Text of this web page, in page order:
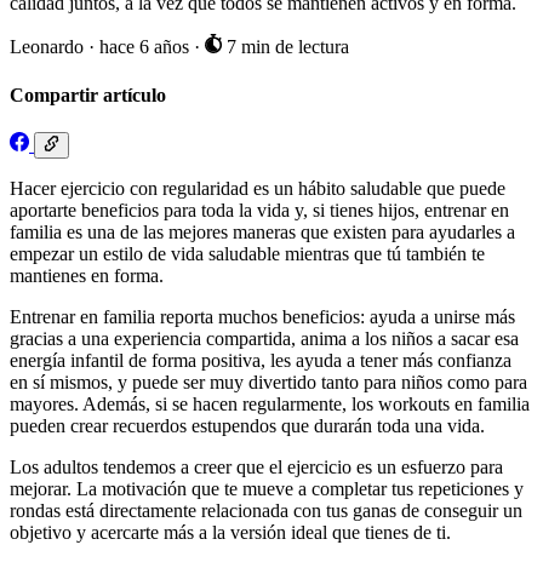
Leonardo · hace 6 años · 7 min de lectura
Compartir artículo
Hacer ejercicio con regularidad es un hábito saludable que puede
aportarte beneficios para toda la vida y, si tienes hijos, entrenar en
familia es una de las mejores maneras que existen para ayudarles a
empezar un estilo de vida saludable mientras que tú también te
mantienes en forma.
Entrenar en familia reporta muchos beneficios: ayuda a unirse más
gracias a una experiencia compartida, anima a los niños a sacar esa
energía infantil de forma positiva, les ayuda a tener más confianza
en sí mismos, y puede ser muy divertido tanto para niños como para
mayores. Además, si se hacen regularmente, los workouts en familia
pueden crear recuerdos estupendos que durarán toda una vida.
Los adultos tendemos a creer que el ejercicio es un esfuerzo para
mejorar. La motivación que te mueve a completar tus repeticiones y
rondas está directamente relacionada con tus ganas de conseguir un
objetivo y acercarte más a la versión ideal que tienes de ti.